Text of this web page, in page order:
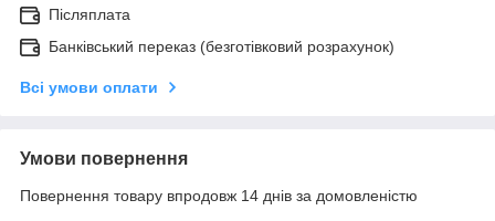
Післяплата
Банківський переказ (безготівковий розрахунок)
Всі умови оплати
Умови повернення
Повернення товару впродовж 14 днів за домовленістю